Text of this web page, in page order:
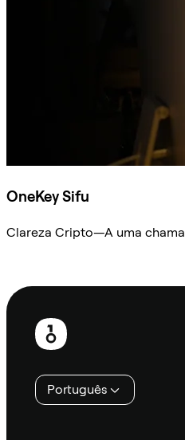
OneKey Sifu
Clareza Cripto—A uma
Rodapé
Português